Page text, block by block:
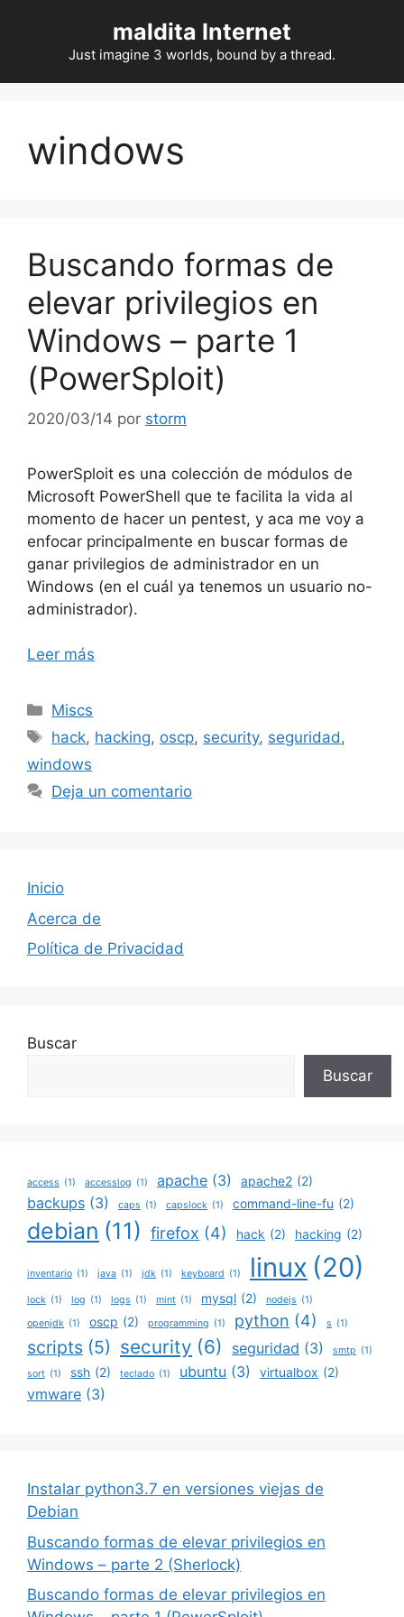
contenido
maldita Internet
Just imagine 3 worlds, bound by a thread.
windows
Buscando formas de
elevar privilegios en
Windows – parte 1
(PowerSploit)
2020/03/14 por storm
PowerSploit es una colección de módulos de
Microsoft PowerShell que te facilita la vida al
momento de hacer un pentest, y aca me voy a
enfocar principalmente en buscar formas de
ganar privilegios de administrador en un
Windows (en el cuál ya tenemos un usuario no-
administrador).
Leer más
Categorías
Miscs
Etiquetas
hack, hacking, oscp, security, seguridad,
windows
Deja un comentario
Inicio
Acerca de
Política de Privacidad
Buscar
Buscar
access (1) accesslog (1) apache (3) apache2 (2)
backups (3) caps (1) capslock (1) command-line-fu (2)
debian (11) firefox (4) hack (2) hacking (2)
inventario (1) java (1) jdk (1) keyboard (1) linux (20)
lock (1) log (1) logs (1) mint (1) mysql (2) nodejs (1)
openjdk (1) oscp (2) programming (1) python (4) s (1)
scripts (5) security (6) seguridad (3) smtp (1)
sort (1) ssh (2) teclado (1) ubuntu (3) virtualbox (2)
vmware (3)
Instalar python3.7 en versiones viejas de
Debian
Buscando formas de elevar privilegios en
Windows – parte 2 (Sherlock)
Buscando formas de elevar privilegios en